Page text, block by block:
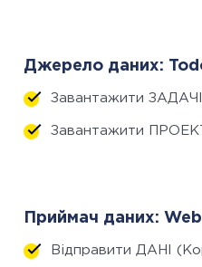
Джерело даних:
Завантажити ЗАДАЧІ
Завантажити
Приймач даних:
Відправити ДАНІ